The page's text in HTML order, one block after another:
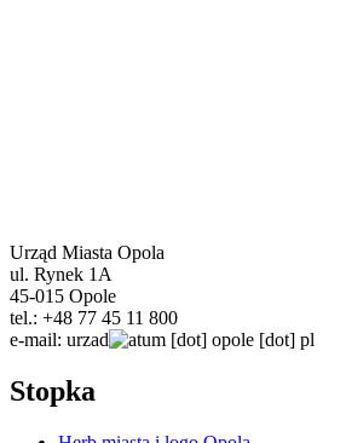
Urząd Miasta Opola
ul. Rynek 1A
45-015 Opole
tel.: +48 77 45 11 800
e-mail: urzad um [dot] opole [dot] pl
Stopka